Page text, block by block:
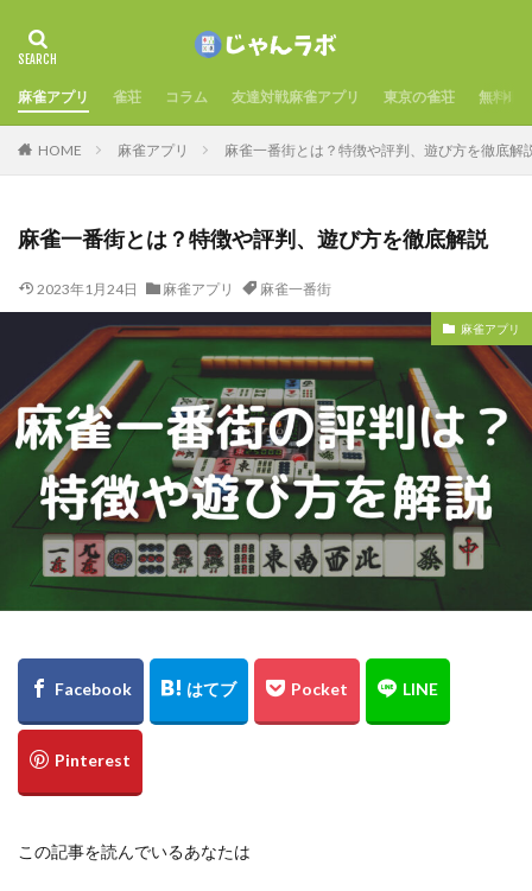
麻雀アプリ 雀荘 コラム 友達対戦麻雀アプリ 東京の雀荘 無料麻
HOME 麻雀アプリ 麻雀一番街とは？特徴や評判、遊び方を徹底解
麻雀一番街とは？特徴や評判、遊び方を徹底解説
2023年1月24日 麻雀アプリ 麻雀一番街
麻雀アプリ
この記事を読んでいるあなたは